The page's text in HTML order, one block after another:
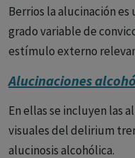
Berrios la alucinación
grado variable de
estímulo externo
Alucinaciones
En ellas se incluyen las
visuales del delirium
alucinosis alcohólica.